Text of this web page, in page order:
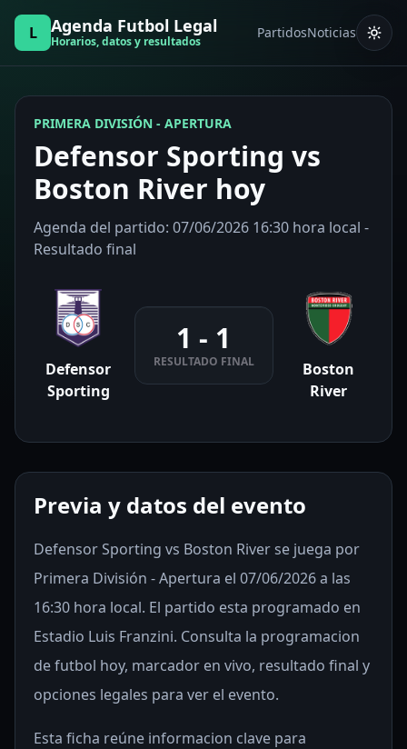
L Agenda Futbol Legal
Horarios, datos y resultados
PartidosNoticias
PRIMERA DIVISIÓN - APERTURA
Defensor Sporting vs
Boston River hoy
Agenda del partido: 07/06/2026 16:30 hora local -
Resultado final
Defensor
Sporting
1 - 1
RESULTADO FINAL
Boston
River
Previa y datos del evento
Defensor Sporting vs Boston River se juega por
Primera División - Apertura el 07/06/2026 a las
16:30 hora local. El partido esta programado en
Estadio Luis Franzini. Consulta la programacion
de futbol hoy, marcador en vivo, resultado final y
opciones legales para ver el evento.
Esta ficha reúne informacion clave para